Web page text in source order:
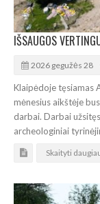
2026 gegužės 28
Klaipėdoje tęsiamas
mėnesius aikštėje
darbai. Darbai
archeologiniai
Skaityti